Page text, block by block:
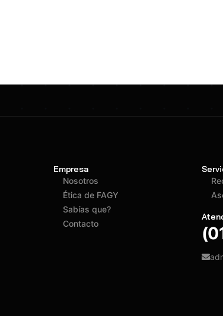
Empresa
Nosotros
Ética de FAGY
Sabías que?
Contacto